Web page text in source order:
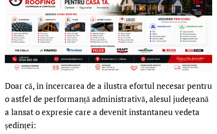
Doar că, în încercarea de a ilustra efortul necesar pentru
o astfel de performanță administrativă, alesul județeană
a lansat o expresie care a devenit instantaneu vedeta
ședinței: